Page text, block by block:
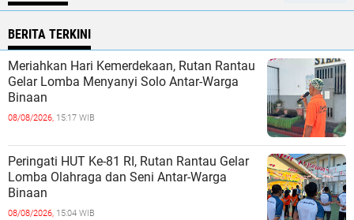
BERITA TERKINI
Meriahkan Hari Kemerdekaan, Rutan Rantau
Gelar Lomba Menyanyi Solo Antar-Warga
Binaan
08/08/2026, 15:17 WIB
Peringati HUT Ke-81 RI, Rutan Rantau Gelar
Lomba Olahraga dan Seni Antar-Warga
Binaan
08/08/2026, 15:04 WIB